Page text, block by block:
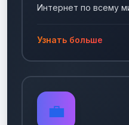
Интернет по всему
Узнать больше
💼